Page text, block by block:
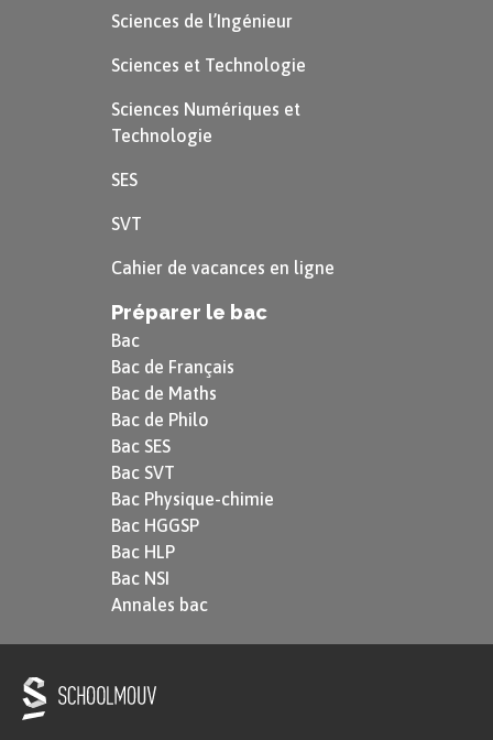
© Bundesarchiv, B 145
Bild-F010324-0002,
Steiner, Egon (CC-BY-
français. Militaire de carrière, il devient le
Sciences de l’Ingénieur
Sciences et Technologie
Sciences Numériques et
Technologie
SES
SVT
Cahier de vacances en ligne
Préparer le bac
Bac
Bac de Français
Bac de Maths
Bac de Philo
Bac SES
Bac SVT
Bac Physique-chimie
Bac HGGSP
Bac HLP
Bac NSI
Annales bac